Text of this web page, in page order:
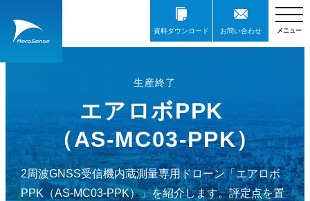
資料ダウンロード お問い合わせ
生産終了
エアロボPPK
（AS-MC03-PPK）
2周波GNSS受信機内蔵測量専用ドローン「エアロボ
PPK（AS-MC03-PPK）」を紹介します。評定点を置